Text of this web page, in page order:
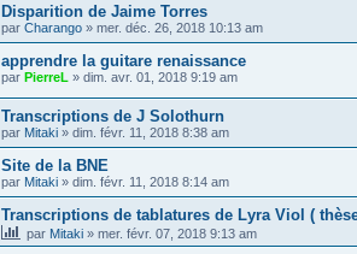
Disparition de Jaime Torres
par Charango » mer. déc. 26, 2018 10:13 am
apprendre la guitare renaissance
par PierreL » dim. avr. 01, 2018 9:19 am
Transcriptions de J Solothurn
par Mitaki » dim. févr. 11, 2018 8:38 am
Site de la BNE
par Mitaki » dim. févr. 11, 2018 8:14 am
Transcriptions de tablatures de Lyra Viol (
par Mitaki » mer. févr. 07, 2018 9:13 am